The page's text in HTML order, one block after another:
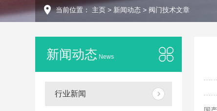
当前位置： 主页 > 新闻动态 > 阀门技术文章
新闻动态 News
行业新闻